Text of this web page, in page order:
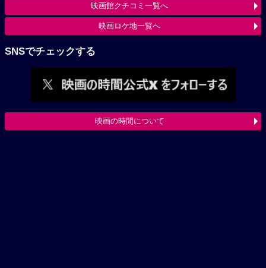
映画館クチコミ一覧へ
映画ロケ地一覧へ
SNSでチェックする
映画の時間について